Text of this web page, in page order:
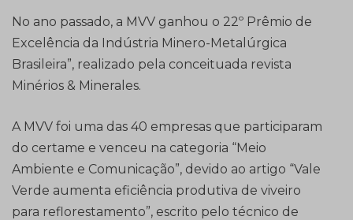
No ano passado, a MVV ganhou o 22º Prêmio de
Excelência da Indústria Minero-Metalúrgica
Brasileira”, realizado pela conceituada revista
Minérios & Minerales.
A MVV foi uma das 40 empresas que participaram
do certame e venceu na categoria “Meio
Ambiente e Comunicação”, devido ao artigo “Vale
Verde aumenta eficiência produtiva de viveiro
para reflorestamento”, escrito pelo técnico de